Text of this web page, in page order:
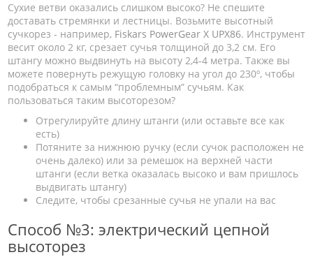
Сухие ветви оказались слишком высоко? Не спешите
доставать стремянки и лестницы. Возьмите высотный
сучкорез - например, Fiskars PowerGear X UPX86. Инструмент
весит около 2 кг, срезает сучья толщиной до 3,2 см. Его
штангу можно выдвинуть на высоту 2,4-4 метра. Также вы
можете повернуть режущую головку на угол до 230º, чтобы
подобраться к самым “проблемным” сучьям. Как
пользоваться таким высоторезом?
Отрегулируйте длину штанги (или оставьте все как
есть)
Потяните за нижнюю ручку (если сучок расположен не
очень далеко) или за ремешок на верхней части
штанги (если ветка оказалась высоко и вам пришлось
выдвигать штангу)
Следите, чтобы срезанные сучья не упали на вас
Способ №3: электрический цепной
высоторез